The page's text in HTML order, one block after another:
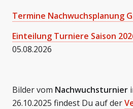
Termine Nachwuchsplanung
Einteilung Turniere Saison
05.08.2026
Bilder vom Nachwuchsturnier
26.10.2025 findest Du auf der